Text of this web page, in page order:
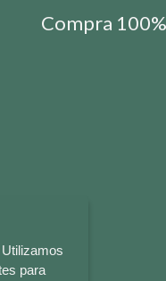
Compra
para